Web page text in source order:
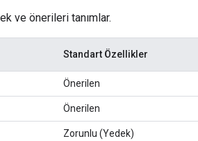
ve önerileri tanımlar.
Standart Özellikler
Önerilen
Önerilen
Zorunlu (Yedek)